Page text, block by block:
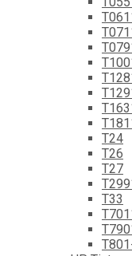
T24
T26
T27
T33